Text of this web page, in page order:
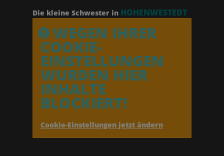
Die kleine Schwester in HOHENWESTEDT
WEGEN IHRER
COOKIE-
EINSTELLUNGEN
WURDEN HIER
INHALTE
BLOCKIERT!
Cookie-Einstellungen jetzt ändern